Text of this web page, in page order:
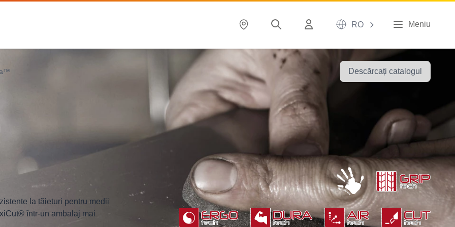
RO Meniu
Descărcați catalogul
la tăieturi pentru medii
într-un ambalaj mai